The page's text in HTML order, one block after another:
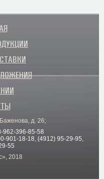
д. 26;
962-396-85-58
901-18-18, (4912) 95-29-95,
55
2018